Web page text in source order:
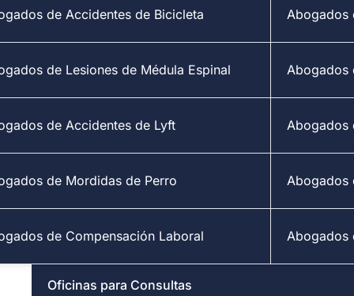
de Accidentes de Bicicleta Abogados
de Lesiones de Médula Espinal Abogados
de Accidentes de Lyft Abogados
de Mordidas de Perro Abogados
de Compensación Laboral Abogados
Oficinas para Consultas